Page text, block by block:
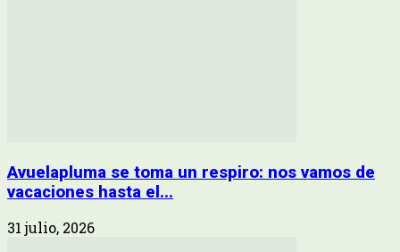
Avuelapluma se toma un respiro: nos vamos de
vacaciones hasta el...
31 julio, 2026